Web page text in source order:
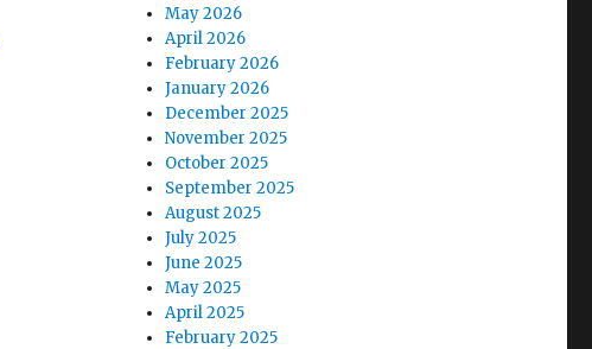
May 2026
April 2026
February 2026
January 2026
December 2025
November 2025
October 2025
September 2025
August 2025
July 2025
June 2025
May 2025
April 2025
February 2025